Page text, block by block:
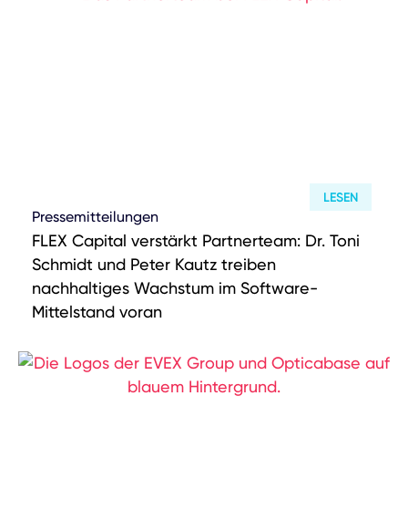
LESEN
Pressemitteilungen
FLEX Capital verstärkt Partnerteam: Dr. Toni
Schmidt und Peter Kautz treiben
nachhaltiges Wachstum im Software-
Mittelstand voran